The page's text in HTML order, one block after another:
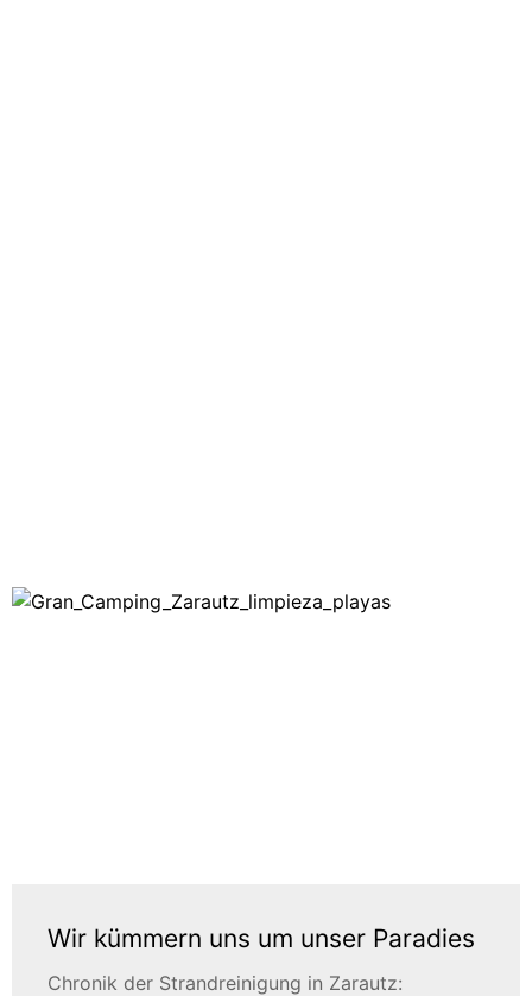
Wir kümmern uns um unser Paradies
Chronik der Strandreinigung in Zarautz: